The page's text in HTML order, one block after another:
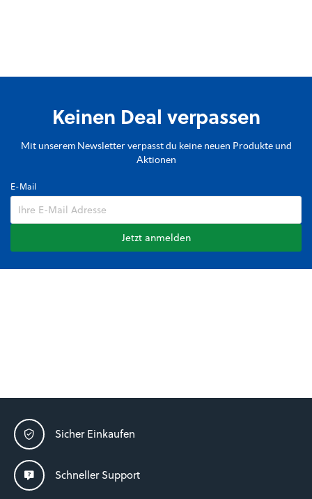
Keinen Deal verpassen
Mit unserem Newsletter verpasst du keine neuen Produkte und
Aktionen
E-Mail
Jetzt anmelden
Sicher Einkaufen
Schneller Support